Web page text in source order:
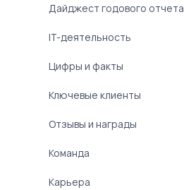
Дайджест годового отчета
IT-деятельность
Цифры и факты
Ключевые клиенты
Отзывы и награды
Команда
Карьера